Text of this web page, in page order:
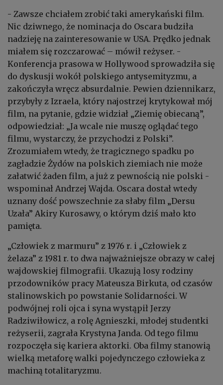
- Zawsze chciałem zrobić taki amerykański film.
Nic dziwnego, że nominacja do Oscara budziła
nadzieję na zainteresowanie w USA. Prędko jednak
miałem się rozczarować – mówił reżyser. -
Konferencja prasowa w Hollywood sprowadziła się
do dyskusji wokół polskiego antysemityzmu, a
zakończyła wręcz absurdalnie. Pewien dziennikarz,
przybyły z Izraela, który najostrzej krytykował mój
film, na pytanie, gdzie widział „Ziemię obiecaną”,
odpowiedział: „Ja wcale nie muszę oglądać tego
filmu, wystarczy, że przychodzi z Polski”.
Zrozumiałem wtedy, że tragicznego spadku po
zagładzie Żydów na polskich ziemiach nie może
załatwić żaden film, a już z pewnością nie polski -
wspominał Andrzej Wajda. Oscara dostał wtedy
uznany dość powszechnie za słaby film „Dersu
Uzała” Akiry Kurosawy, o którym dziś mało kto
pamięta.
„Człowiek z marmuru” z 1976 r. i „Człowiek z
żelaza” z 1981 r. to dwa najważniejsze obrazy w całej
wajdowskiej filmografii. Ukazują losy rodziny
przodowników pracy Mateusza Birkuta, od czasów
stalinowskich po powstanie Solidarności. W
podwójnej roli ojca i syna wystąpił Jerzy
Radziwiłowicz, a rolę Agnieszki, młodej studentki
reżyserii, zagrała Krystyna Janda. Od tego filmu
rozpoczęła się kariera aktorki. Oba filmy stanowią
wielką metaforę walki pojedynczego człowieka z
machiną totalitaryzmu.